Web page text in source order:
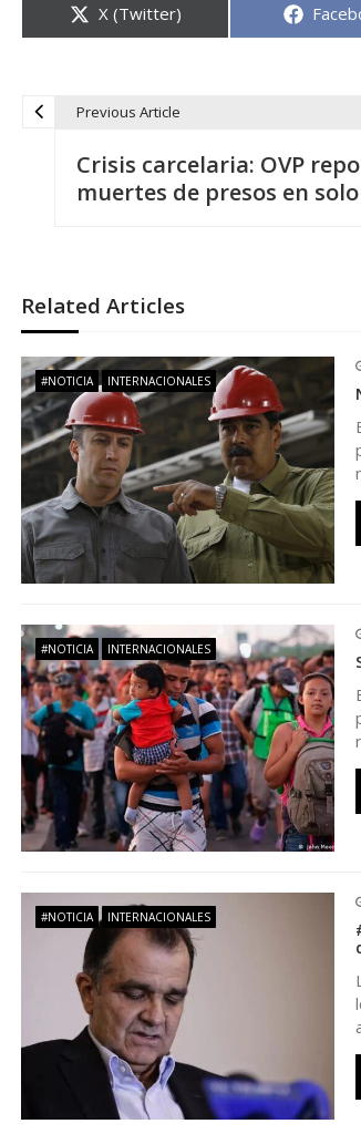
Compartir
en
X (Twitter)
e
g
a
c
i
ó
n
d
e
e
n
t
Previous Article
Crisis carcelaria: OVP
muertes de presos en
Related Articles
#NOTICIA INTERNACIONALES
#NOTICIA INTERNACIONALES
#NOTICIA INTERNACIONALES